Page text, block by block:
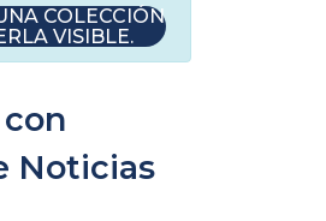
COLECCIÓN
VISIBLE.
Noticias